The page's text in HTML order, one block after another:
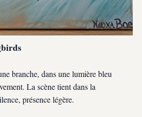
branche, dans une lumière bleu
La scène tient dans la
présence légère.